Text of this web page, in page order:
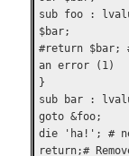
sub foo :
$bar;
#return $bar;
an error (1)
}
sub bar :
goto &foo;
die 'ha!'; #
return;#